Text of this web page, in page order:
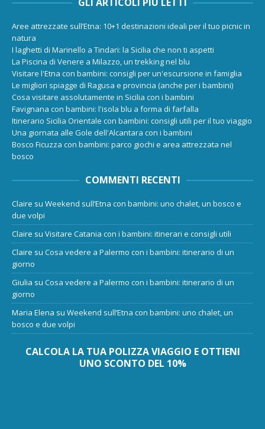
Aree attrezzate sull’Etna: 10+1 destinazioni ideali per il tuo picnic in
natura
I laghetti di Marinello a Tindari: la Sicilia che non ti aspetti
La Piscina di Venere a Milazzo, un trekking nel blu
Visitare l'Etna con bambini: consigli per un'escursione in famiglia
Le migliori spiagge di Ragusa e provincia (anche per i bambini)
Cosa visitare assolutamente in Sicilia con i bambini
Favignana con bambini: l'isola blu a forma di farfalla
Itinerario Sicilia Orientale con bambini: consigli utili per il tuo viaggio
Una giornata alle Gole dell'Alcantara con i bambini
Bosco Ficuzza con bambini: parco giochi e area attrezzata nel
bosco
COMMENTI RECENTI
Claire su Weekend sull’Etna con bambini: uno chalet, un bosco e
due volpi
Claire su Visitare Catania con i bambini: itinerari e consigli utili
Claire su Cosa vedere a Palermo con i bambini: itinerario di un
giorno
Giulia su Cosa vedere a Palermo con i bambini: itinerario di un
giorno
Maria Elena su Weekend sull’Etna con bambini: uno chalet, un
bosco e due volpi
CALCOLA LA TUA POLIZZA VIAGGIO E OTTIENI
UNO SCONTO DEL 10%